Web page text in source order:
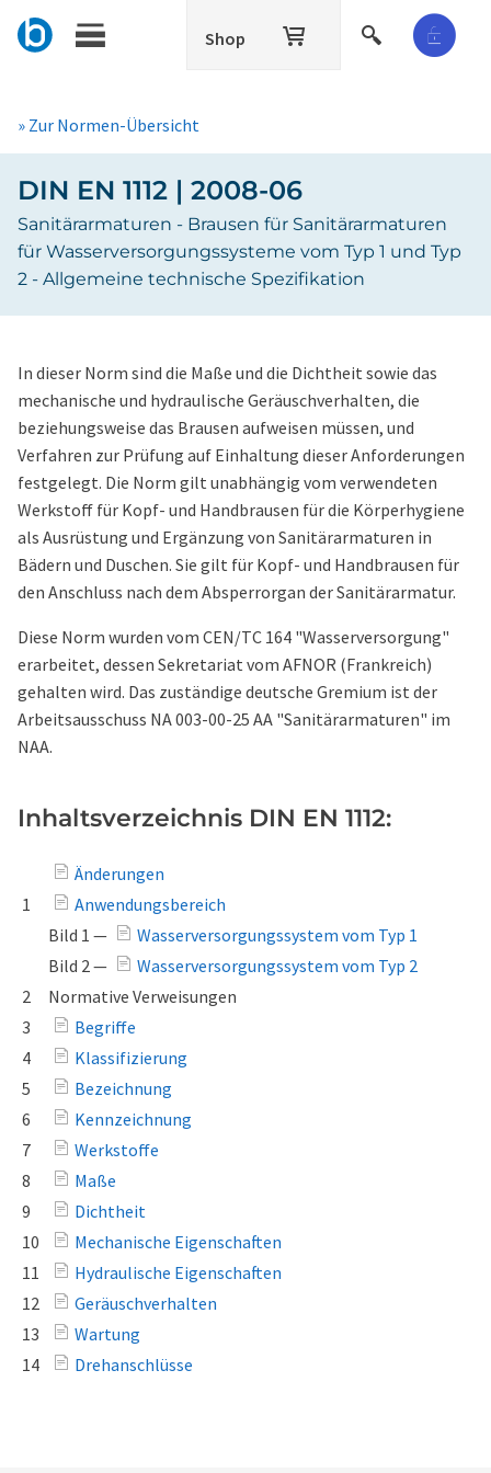
Shop
» Zur Normen-Übersicht
DIN EN 1112 | 2008-06
Sanitärarmaturen - Brausen für Sanitärarmaturen
für Wasserversorgungssysteme vom Typ 1 und Typ
2 - Allgemeine technische Spezifikation
In dieser Norm sind die Maße und die Dichtheit sowie das
mechanische und hydraulische Geräuschverhalten, die
beziehungsweise das Brausen aufweisen müssen, und
Verfahren zur Prüfung auf Einhaltung dieser Anforderungen
festgelegt. Die Norm gilt unabhängig vom verwendeten
Werkstoff für Kopf- und Handbrausen für die Körperhygiene
als Ausrüstung und Ergänzung von Sanitärarmaturen in
Bädern und Duschen. Sie gilt für Kopf- und Handbrausen für
den Anschluss nach dem Absperrorgan der Sanitärarmatur.
Diese Norm wurden vom CEN/TC 164 "Wasserversorgung"
erarbeitet, dessen Sekretariat vom AFNOR (Frankreich)
gehalten wird. Das zuständige deutsche Gremium ist der
Arbeitsausschuss NA 003-00-25 AA "Sanitärarmaturen" im
NAA.
Inhaltsverzeichnis DIN EN 1112:
Änderungen
1
Anwendungsbereich
Bild 1 —
Wasserversorgungssystem vom Typ 1
Bild 2 —
Wasserversorgungssystem vom Typ 2
2
Normative Verweisungen
3
Begriffe
4
Klassifizierung
5
Bezeichnung
6
Kennzeichnung
7
Werkstoffe
8
Maße
9
Dichtheit
10
Mechanische Eigenschaften
11
Hydraulische Eigenschaften
12
Geräuschverhalten
13
Wartung
14
Drehanschlüsse